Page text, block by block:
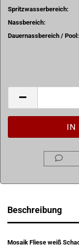
Spritzwasserbereich:
Nassbereich:
Dauernassbereich / Pool:
Beschreibung
Mosaik Fliese weiß